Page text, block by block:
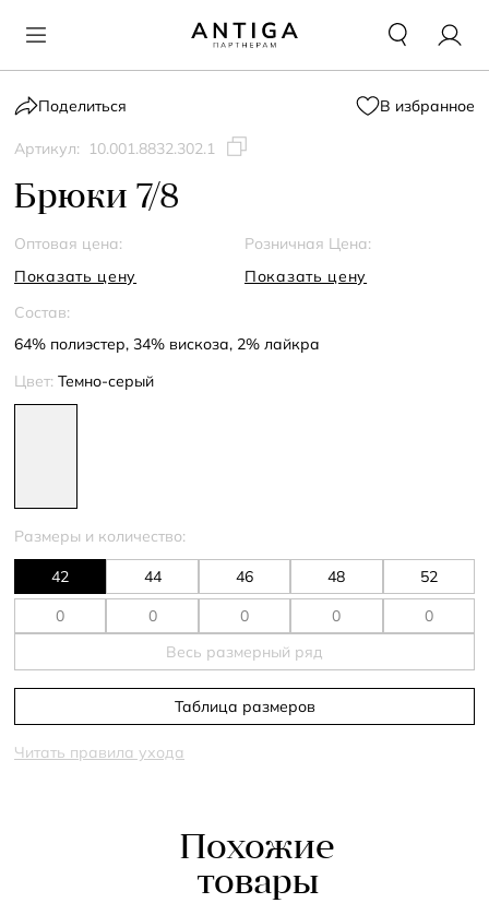
Поделиться В избранное
Артикул: 10.001.8832.302.1
Брюки 7/8
Оптовая цена:
Показать цену
Розничная Цена:
Показать цену
Состав:
64% полиэстер, 34% вискоза, 2% лайкра
Цвет: Темно-серый
Размеры и количество:
42 44 46 48 52
Весь размерный ряд
Таблица размеров
Читать правила ухода
Похожие
товары